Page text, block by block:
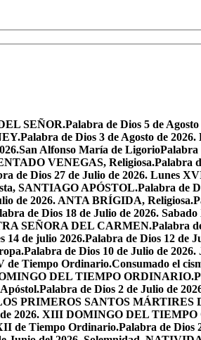
SEÑOR.Palabra de Dios 5 de
Palabra de Dios 3 de Agosto de
Alfonso María de LigorioPalabra
VENEGAS, Religiosa.Palabra
de Dios 27 de Julio de 2026. Lunes
SANTIAGO APÓSTOL.Palabra de
de 2026. ANTA BRÍGIDA, Religiosa.
de Dios 18 de Julio de 2026.
SEÑORA DEL CARMEN.Palabra
14 de julio 2026.Palabra de Dios 12 de
Palabra de Dios 10 de Julio de
de Tiempo Ordinario.Consumado el
DEL TIEMPO ORDINARIO.
Palabra de Dios 2 de Julio de
LOS PRIMEROS SANTOS
de 2026. XIII DOMINGO DEL
de Tiempo Ordinario.Palabra de Dios